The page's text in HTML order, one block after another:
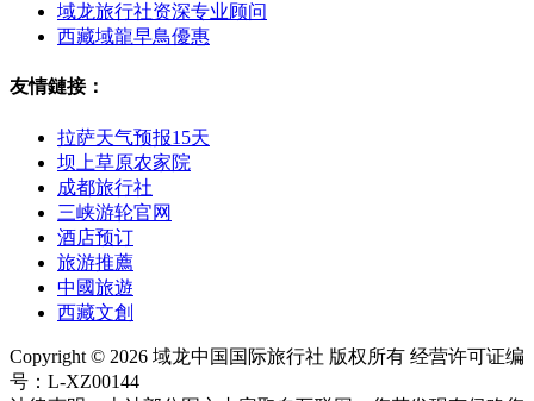
域龙旅行社资深专业顾问
西藏域龍早鳥優惠
友情鏈接：
拉萨天气预报15天
坝上草原农家院
成都旅行社
三峡游轮官网
酒店预订
旅游推薦
中國旅遊
西藏文創
Copyright © 2026 域龙中国国际旅行社 版权所有 经营许可证编
号：L-XZ00144